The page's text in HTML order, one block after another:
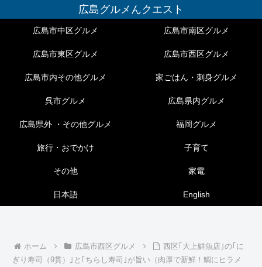
広島グルメんクエスト
広島市中区グルメ 広島市南区グルメ
広島市東区グルメ 広島市西区グルメ
広島市内その他グルメ 家ごはん・刺身グルメ
呉市グルメ 広島県内グルメ
広島県外 ・その他グルメ 福岡グルメ
旅行・おでかけ 子育て
その他 家電
日本語 English
ホーム 広島市西区グルメ
西区｢大上鮮魚店｣の｢に
ぎり寿司（9貫）｣と｢ちらし寿司｣が旨い（肉厚で新鮮！鯛にヒラメ